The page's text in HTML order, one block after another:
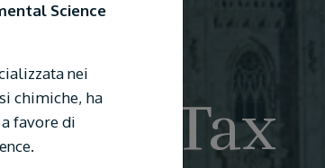
& Tax
Science
nei
chimiche, ha
favore di